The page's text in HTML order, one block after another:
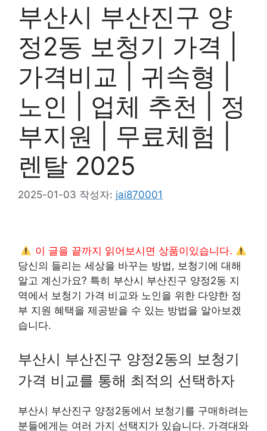
부산시 부산진구 양
정2동 보청기 가격 |
가격비교 | 귀속형 |
노인 | 업체 추천 | 정
부지원 | 무료체험 |
렌탈 2025
2025-01-03 작성자: jai870001
이 글을 끝까지 읽어보시면 상품이있습니다.
당신의 들리는 세상을 바꾸는 방법, 보청기에 대해
알고 계신가요? 특히 부산시 부산진구 양정2동 지
역에서 보청기 가격 비교와 노인을 위한 다양한 정
부 지원 혜택을 제공받을 수 있는 방법을 알아보겠
습니다.
부산시 부산진구 양정2동의 보청기
가격 비교를 통해 최적의 선택하자
부산시 부산진구 양정2동에서 보청기를 구매하려는
분들에게는 여러 가지 선택지가 있습니다. 가격대와